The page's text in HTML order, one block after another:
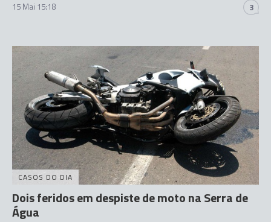
15 Mai 15:18 3
CASOS DO DIA
Dois feridos em despiste de moto na Serra de
Água